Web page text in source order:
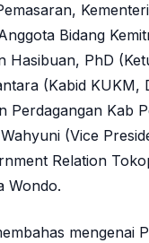
Bidang
Hasibuan, PhD
(Kabid KUKM,
Perdagangan Kab
(Vice
Relation
Wondo.
mengenai